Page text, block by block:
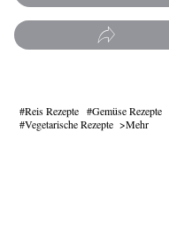
Reis Rezepte Gemüse Rezepte
Vegetarische Rezepte
Mehr